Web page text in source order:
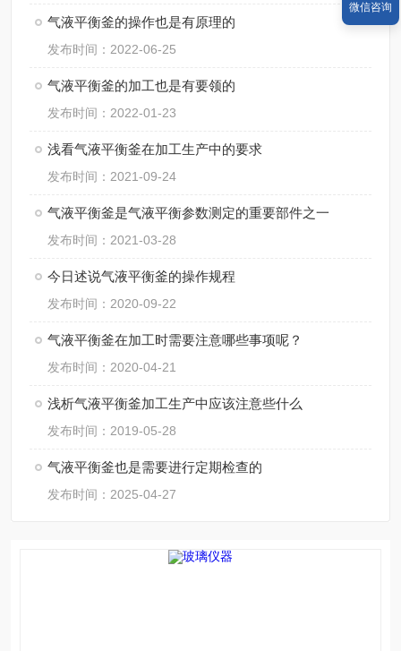
气液平衡釜的操作也是有原理的
发布时间：2022-06-25
气液平衡釜的加工也是有要领的
发布时间：2022-01-23
浅看气液平衡釜在加工生产中的要求
发布时间：2021-09-24
气液平衡釜是气液平衡参数测定的重要部件之一
发布时间：2021-03-28
今日述说气液平衡釜的操作规程
发布时间：2020-09-22
气液平衡釜在加工时需要注意哪些事项呢？
发布时间：2020-04-21
浅析气液平衡釜加工生产中应该注意些什么
发布时间：2019-05-28
气液平衡釜也是需要进行定期检查的
发布时间：2025-04-27
微信咨询